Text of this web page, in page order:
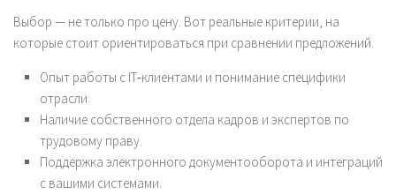
Выбор — не только про цену. Вот реальные критерии, на
которые стоит ориентироваться при сравнении предложений.
Опыт работы с IT‑клиентами и понимание специфики
отрасли.
Наличие собственного отдела кадров и экспертов по
трудовому праву.
Поддержка электронного документооборота и интеграций
с вашими системами.